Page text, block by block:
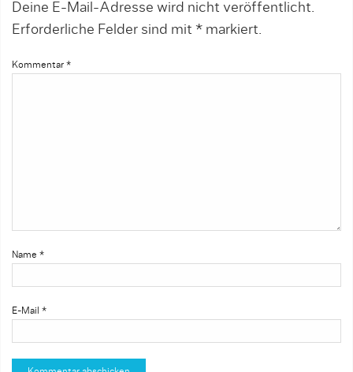
Deine E-Mail-Adresse wird nicht veröffentlicht.
Erforderliche Felder sind mit * markiert.
Kommentar *
Name *
E-Mail *